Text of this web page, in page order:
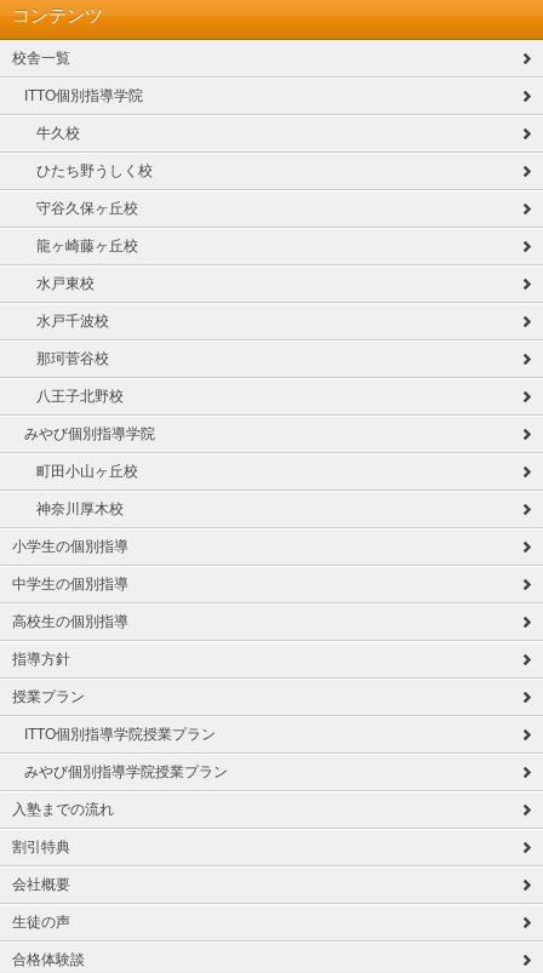
コンテンツ
校舎一覧
ITTO個別指導学院
牛久校
ひたち野うしく校
守谷久保ヶ丘校
龍ヶ崎藤ヶ丘校
水戸東校
水戸千波校
那珂菅谷校
八王子北野校
みやび個別指導学院
町田小山ヶ丘校
神奈川厚木校
小学生の個別指導
中学生の個別指導
高校生の個別指導
指導方針
授業プラン
ITTO個別指導学院授業プラン
みやび個別指導学院授業プラン
入塾までの流れ
割引特典
会社概要
生徒の声
合格体験談